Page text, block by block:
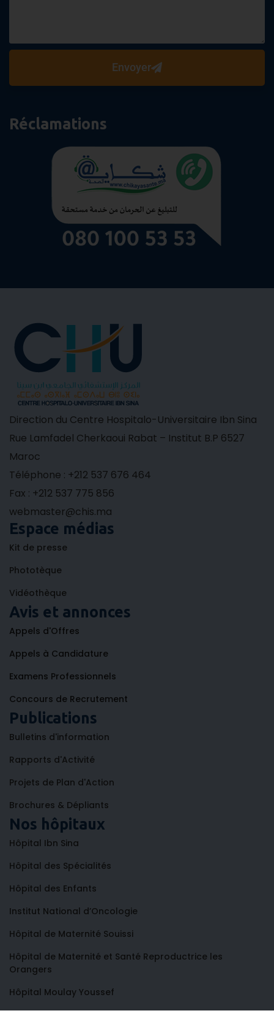
Envoyer
Réclamations
Direction du Centre Hospitalo-Universitaire Ibn Sina
Rue Lamfadel Cherkaoui Rabat – Institut B.P 6527
Maroc
Téléphone : +212 537 676 464
Fax : +212 537 775 856
webmaster@chis.ma
Espace médias
Kit de presse
Phototèque
Vidéothèque
Avis et annonces
Appels d'Offres
Appels à Candidature
Examens Professionnels
Concours de Recrutement
Publications
Bulletins d'information
Rapports d'Activité
Projets de Plan d'Action
Brochures & Dépliants
Nos hôpitaux
Hôpital Ibn Sina
Hôpital des Spécialités
Hôpital des Enfants
Institut National d’Oncologie
Hôpital de Maternité Souissi
Hôpital de Maternité et Santé Reproductrice les
Orangers
Hôpital Moulay Youssef